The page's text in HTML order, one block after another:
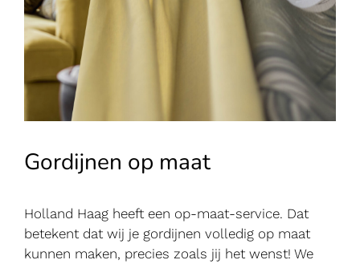
Gordijnen op maat
Holland Haag heeft een op-maat-service. Dat
betekent dat wij je gordijnen volledig op maat
kunnen maken, precies zoals jij het wenst! We